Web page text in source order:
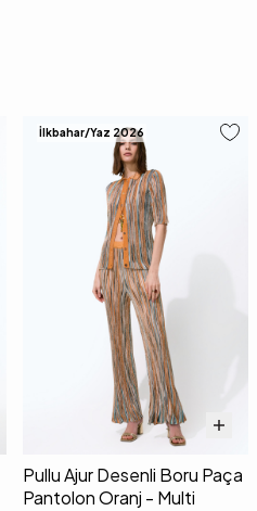
İlkbahar/Yaz 2026
Pullu Ajur Desenli Boru Paça
Pantolon Oranj - Multi